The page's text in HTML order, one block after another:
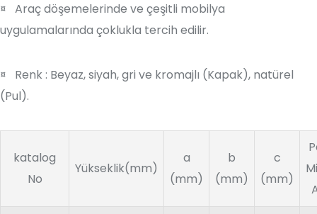
¤ Araç döşemelerinde ve çeşitli mobilya
uygulamalarında çoklukla tercih edilir.
¤ Renk : Beyaz, siyah, gri ve kromajlı (Kapak), natürel
(Pul).
katalog
No
Yükseklik(mm)
a
(mm)
b
(mm)
c
(mm)